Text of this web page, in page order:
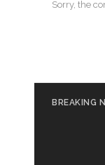
Sorry, the
BREAKING